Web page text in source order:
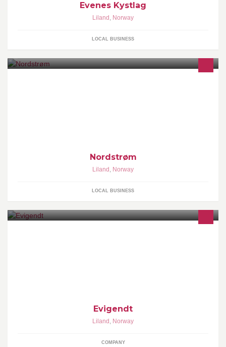
Evenes Kystlag
Liland , Norway
LOCAL BUSINESS
Nordstrøm
Liland , Norway
LOCAL BUSINESS
Evigendt
Liland , Norway
COMPANY